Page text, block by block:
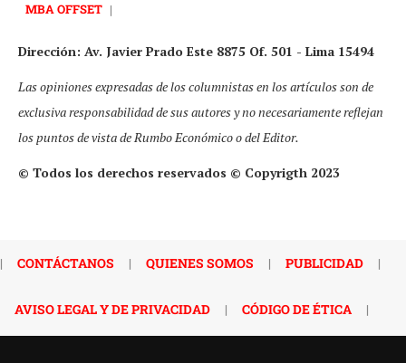
MBA OFFSET |
Dirección: Av. Javier Prado Este 8875 Of. 501 - Lima 15494
Las opiniones expresadas de los columnistas en los artículos son de
exclusiva responsabilidad de sus autores y no necesariamente reflejan
los puntos de vista de Rumbo Económico o del Editor.
© Todos los derechos reservados © Copyrigth 2023
| CONTÁCTANOS | QUIENES SOMOS | PUBLICIDAD |
AVISO LEGAL Y DE PRIVACIDAD | CÓDIGO DE ÉTICA |